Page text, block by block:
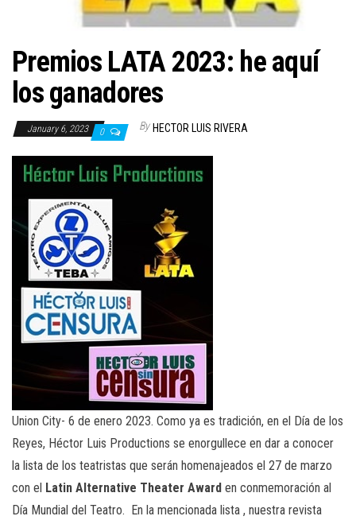
Premios LATA 2023: he aquí
los ganadores
January 6, 2023 0 By HECTOR LUIS RIVERA
Union City- 6 de enero 2023. Como ya es tradición, en el Día de los
Reyes, Héctor Luis Productions se enorgullece en dar a conocer
la lista de los teatristas que serán homenajeados el 27 de marzo
con el Latin Alternative Theater Award en conmemoración al
Día Mundial del Teatro. En la mencionada lista , nuestra revista